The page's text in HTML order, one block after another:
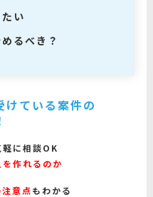
い
るべき？
けている案件の
軽に相談OK
作れるのか
意点 もわかる